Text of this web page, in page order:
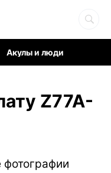
Акулы и люди
Z77A-